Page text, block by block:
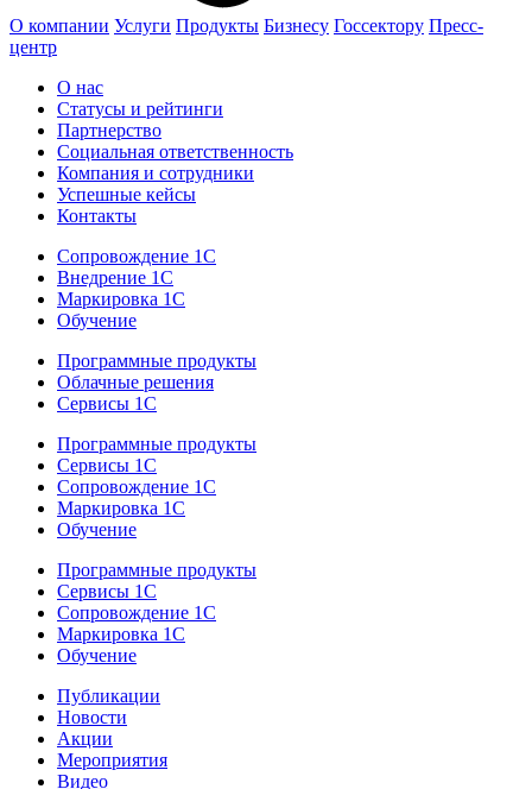
О компании Услуги Продукты Бизнесу Госсектору Пресс-
центр
О нас
Статусы и рейтинги
Партнерство
Социальная ответственность
Компания и сотрудники
Успешные кейсы
Контакты
Сопровождение 1С
Внедрение 1С
Маркировка 1С
Обучение
Программные продукты
Облачные решения
Сервисы 1С
Программные продукты
Сервисы 1С
Сопровождение 1С
Маркировка 1С
Обучение
Программные продукты
Сервисы 1С
Сопровождение 1С
Маркировка 1С
Обучение
Публикации
Новости
Акции
Мероприятия
Видео